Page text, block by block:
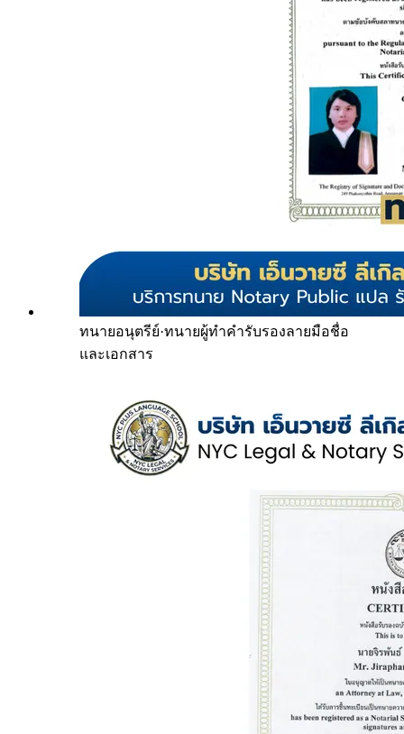
ทนายอนุตรีย์·ทนายผู้ทำคำรับรองลายมือชื่อ
และเอกสาร